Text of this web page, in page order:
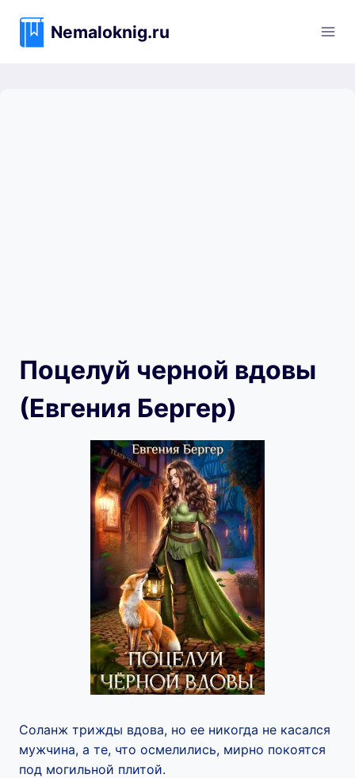
содержимому
Nemaloknig.ru
Поцелуй черной вдовы
(Евгения Бергер)
Соланж трижды вдова, но ее никогда не касался
мужчина, а те, что осмелились, мирно покоятся
под могильной плитой.